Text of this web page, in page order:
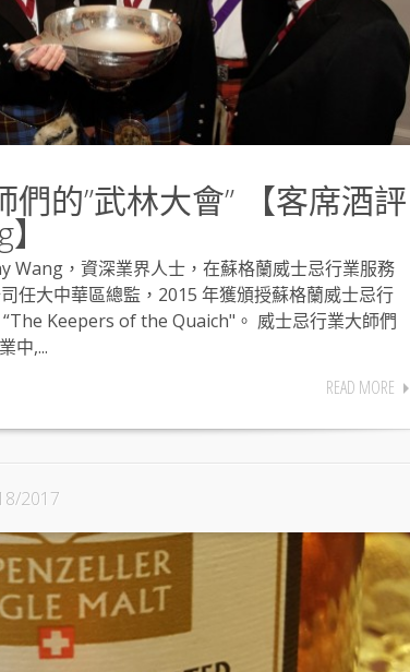
的”武林大會” 【客席酒評
Wang，資深業界人士，在蘇格蘭威士忌行業服務
任大中華區總監，2015 年獲頒授蘇格蘭威士忌行
Keepers of the Quaich"。 威士忌行業大師們
中,...
READ MORE
2017